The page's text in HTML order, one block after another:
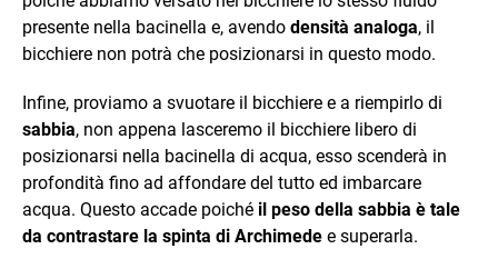
presente nella bacinella e, avendo densità analoga, il
bicchiere non potrà che posizionarsi in questo modo.
Infine, proviamo a svuotare il bicchiere e a riempirlo di
sabbia, non appena lasceremo il bicchiere libero di
posizionarsi nella bacinella di acqua, esso scenderà in
profondità fino ad affondare del tutto ed imbarcare
acqua. Questo accade poiché il peso della sabbia è tale
da contrastare la spinta di Archimede e superarla.